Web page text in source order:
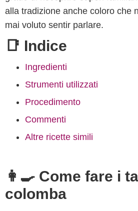
alla tradizione anche coloro che
mai voluto sentir parlare.
📑 Indice
Ingredienti
Strumenti utilizzati
Procedimento
Commenti
Altre ricette simili
👩‍🍳 Come fare i
colomba